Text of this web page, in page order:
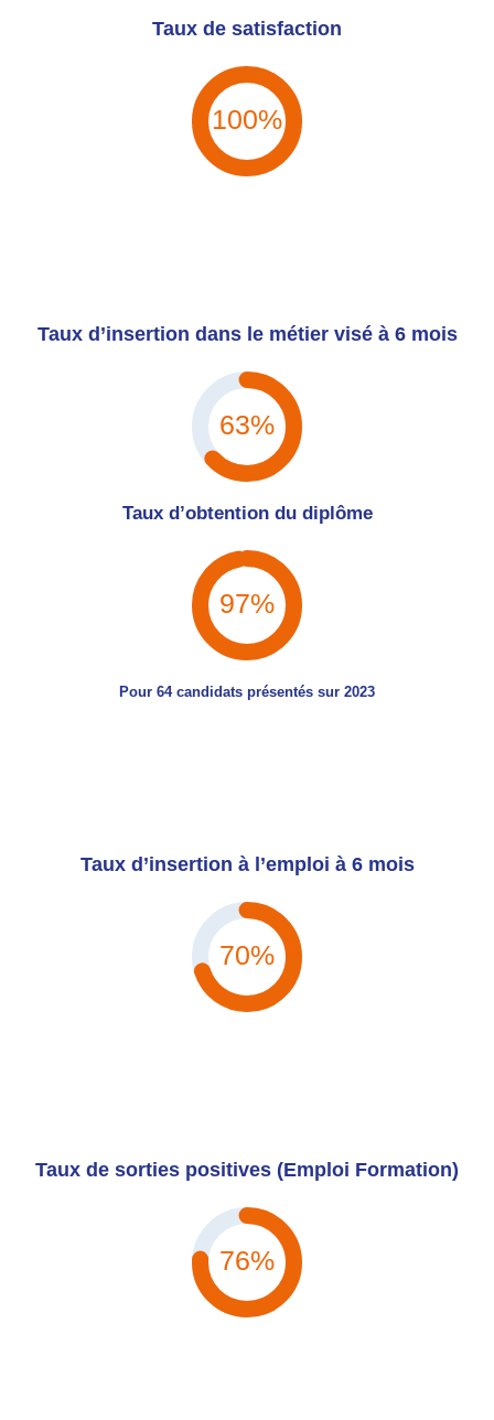
Taux de satisfaction
100%
Taux d’insertion dans le métier visé à 6 mois
63%
Taux d’obtention du diplôme
97%
Pour 64 candidats présentés sur 2023
Taux d’insertion à l’emploi à 6 mois
70%
Taux de sorties positives (Emploi Formation)
76%